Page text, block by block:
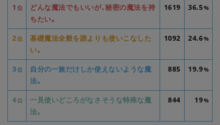
1 位
どんな魔法でもいいが､秘密の魔法を持
ちたい｡
1619 36.5%
2位
基礎魔法全般を誰よりも使いこなした
い｡
1092 24.6%
3位
自分の一族だけしか使えないような魔
法｡
885 19.9%
4位
一見使いどころがなさそうな特殊な魔
法｡
844 19%